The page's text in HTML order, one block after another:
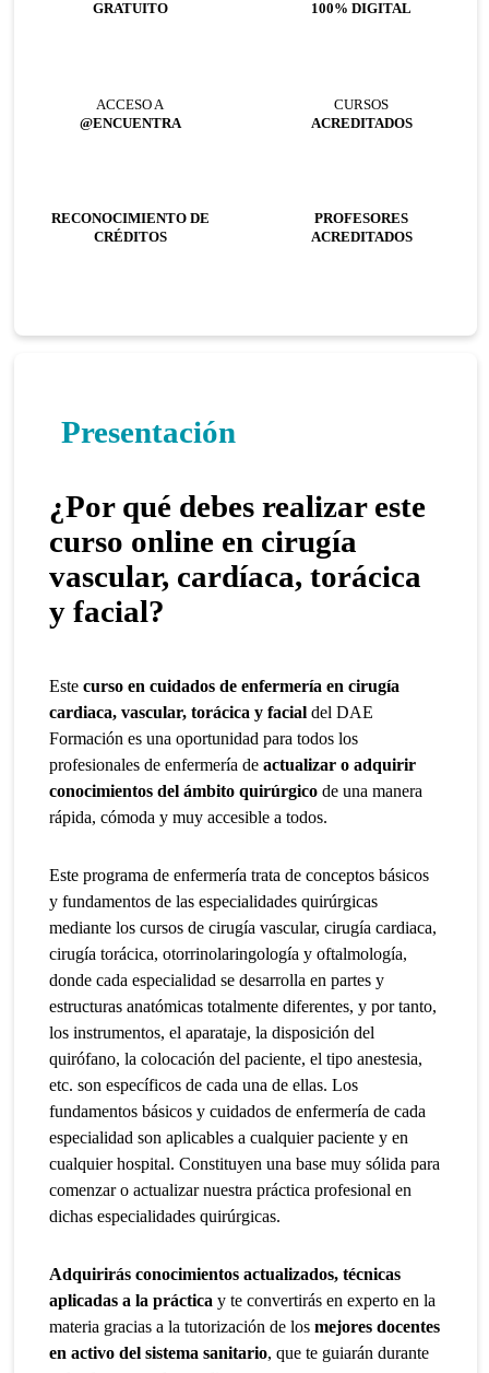
GRATUITO
100% DIGITAL
ACCESO A
@ENCUENTRA
CURSOS
ACREDITADOS
RECONOCIMIENTO DE
CRÉDITOS
PROFESORES
ACREDITADOS
Presentación
¿Por qué debes realizar este
curso online en cirugía
vascular, cardíaca, torácica
y facial?
Estecurso en cuidados de enfermería en cirugía
cardiaca, vascular, torácica y facial del DAE
Formación es una oportunidad para todos los
profesionales de enfermería deactualizar o adquirir
conocimientos del ámbito quirúrgicode una manera
rápida, cómoda y muy accesible a todos.
Este programa de enfermería trata de conceptos básicos
y fundamentos de las especialidades quirúrgicas
mediante los cursos de cirugía vascular, cirugía cardiaca,
cirugía torácica, otorrinolaringología y oftalmología,
donde cada especialidad se desarrolla en partes y
estructuras anatómicas totalmente diferentes, y por tanto,
los instrumentos, el aparataje, la disposición del
quirófano, la colocación del paciente, el tipo anestesia,
etc. son específicos de cada una de ellas. Los
fundamentos básicos y cuidados de enfermería de cada
especialidad son aplicables a cualquier paciente y en
cualquier hospital. Constituyen una base muy sólida para
comenzar o actualizar nuestra práctica profesional en
dichas especialidades quirúrgicas.
Adquirirás conocimientos actualizados, técnicas
aplicadas a la práctica y te convertirás en experto en la
materia gracias a la tutorización de losmejores docentes
en activo del sistema sanitario,que te guiarán durante